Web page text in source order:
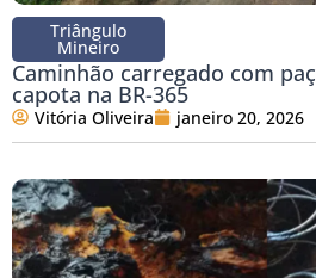
Triângulo
Mineiro
Caminhão carregado com
capota na BR-365
Vitória Oliveira janeiro 20, 2026